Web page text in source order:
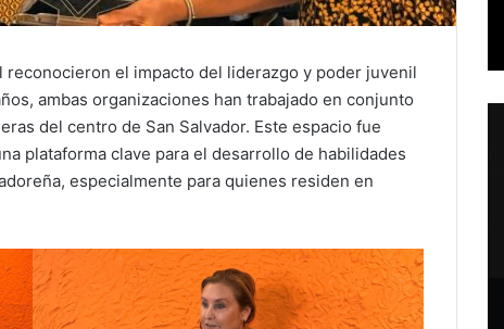
el impacto del liderazgo y poder juvenil
ambas organizaciones han trabajado en conjunto
del centro de San Salvador. Este espacio fue
plataforma clave para el desarrollo de habilidades
especialmente para quienes residen en